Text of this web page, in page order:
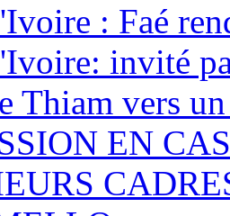
: Faé
invité
Thiam vers
EN